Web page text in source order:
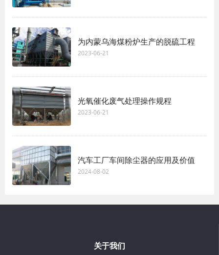
为内蒙乌海煤粉炉生产的脱硫工程
2023-06-21
光氧催化废气处理操作规程
2023-06-21
汽车工厂车间除尘器的应用及价值
2024-08-02
关于我们